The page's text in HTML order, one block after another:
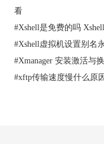
看
#Xshell是免费的吗
#Xshell虚拟机设置别名
#Xmanager 安装激活与
#xftp传输速度慢什么原